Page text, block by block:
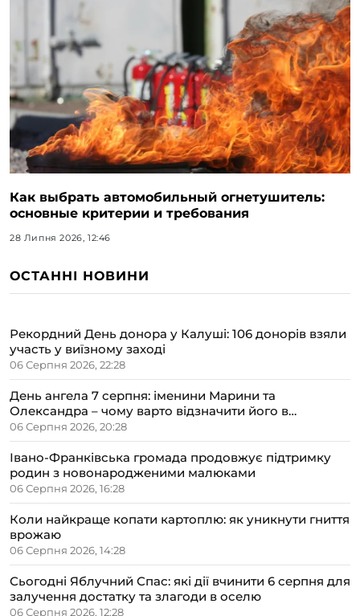
Как выбрать автомобильный огнетушитель:
основные критерии и требования
28 Липня 2026, 12:46
ОСТАННІ НОВИНИ
Рекордний День донора у Калуші: 106 донорів взяли
участь у виїзному заході
06 Серпня 2026, 22:28
День ангела 7 серпня: іменини Марини та
Олександра – чому варто відзначити його в
сімейному колі
06 Серпня 2026, 20:28
Івано-Франківська громада продовжує підтримку
родин з новонародженими малюками
06 Серпня 2026, 16:28
Коли найкраще копати картоплю: як уникнути гниття
врожаю
06 Серпня 2026, 14:28
Сьогодні Яблучний Спас: які дії вчинити 6 серпня для
залучення достатку та злагоди в оселю
06 Серпня 2026, 12:28